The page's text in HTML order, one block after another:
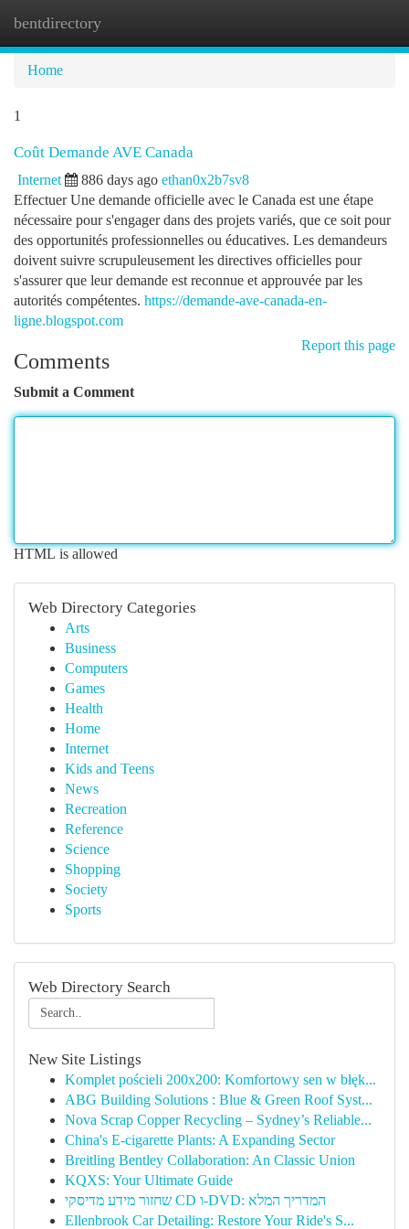
bentdirectory
Home
1
Coût Demande AVE Canada
Internet 886 days ago ethan0x2b7sv8
Effectuer Une demande officielle avec le Canada est une étape
nécessaire pour s'engager dans des projets variés, que ce soit pour
des opportunités professionnelles ou éducatives. Les demandeurs
doivent suivre scrupuleusement les directives officielles pour
s'assurer que leur demande est reconnue et approuvée par les
autorités compétentes. https://demande-ave-canada-en-
ligne.blogspot.com
Report this page
Comments
Submit a Comment
HTML is allowed
Web Directory Categories
Arts
Business
Computers
Games
Health
Home
Internet
Kids and Teens
News
Recreation
Reference
Science
Shopping
Society
Sports
Web Directory Search
New Site Listings
Komplet pościeli 200x200: Komfortowy sen w błęk...
ABG Building Solutions : Blue & Green Roof Syst...
Nova Scrap Copper Recycling – Sydney’s Reliable...
China's E-cigarette Plants: A Expanding Sector
Breitling Bentley Collaboration: An Classic Union
KQXS: Your Ultimate Guide
שחזור מידע מדיסקי CD ו-DVD: המדריך המלא
Ellenbrook Car Detailing: Restore Your Ride's S...